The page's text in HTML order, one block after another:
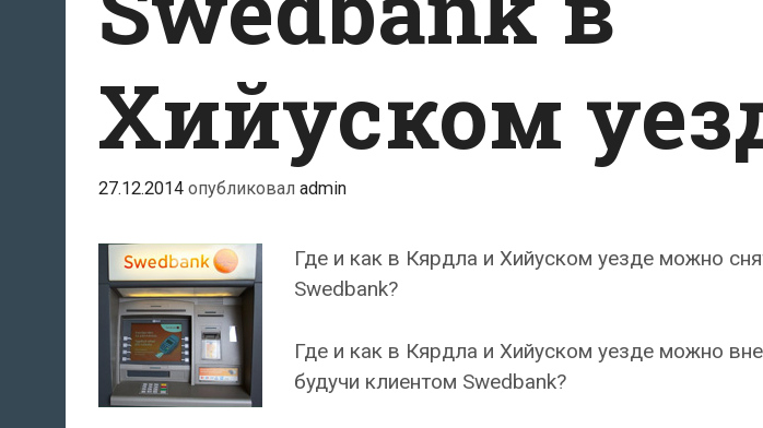
Хийуском
27.12.2014 опубликовал admin
Где и как в Кярдла и Хийуском уезде можно
Swedbank?
Где и как в Кярдла и Хийуском уезде можно
будучи клиентом Swedbank?